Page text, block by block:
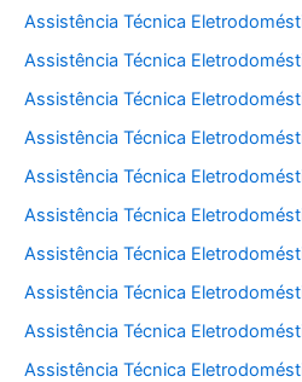
Assistência Técnica
Assistência Técnica
Assistência Técnica
Assistência Técnica
Assistência Técnica
Assistência Técnica
Assistência Técnica
Assistência Técnica
Assistência Técnica
Assistência Técnica